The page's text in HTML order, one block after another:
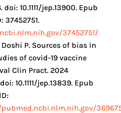
doi: 10.1111/jep.13900. Epub
37452751.
37452751/
P. Sources of bias in
of covid-19 vaccine
Clin Pract. 2024
10.1111/jep.13839. Epub